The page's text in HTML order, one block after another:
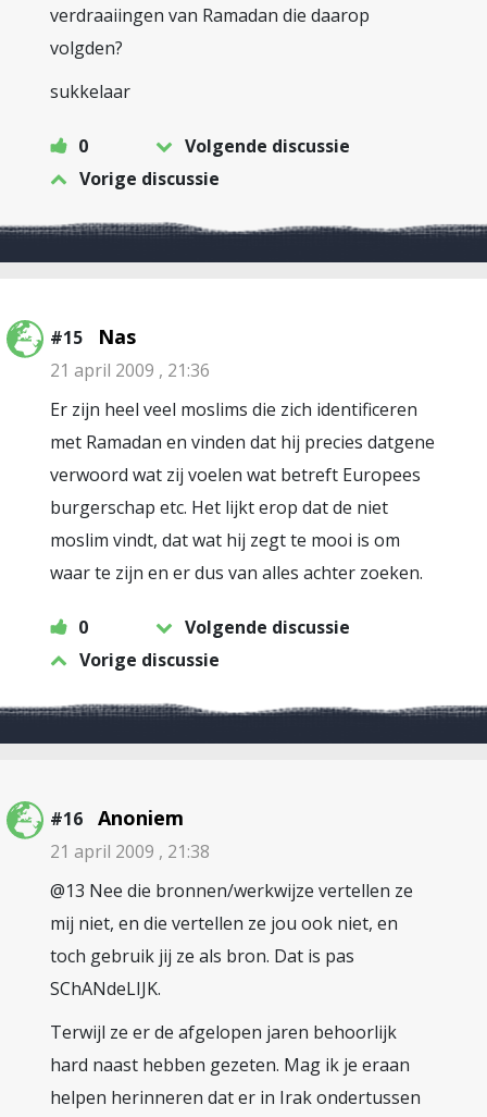
verdraaiingen van Ramadan die daarop
volgden?
sukkelaar
0
Volgende discussie
Vorige discussie
#15 Nas
21 april 2009 , 21:36
Er zijn heel veel moslims die zich identificeren
met Ramadan en vinden dat hij precies datgene
verwoord wat zij voelen wat betreft Europees
burgerschap etc. Het lijkt erop dat de niet
moslim vindt, dat wat hij zegt te mooi is om
waar te zijn en er dus van alles achter zoeken.
0
Volgende discussie
Vorige discussie
#16 Anoniem
21 april 2009 , 21:38
@13 Nee die bronnen/werkwijze vertellen ze
mij niet, en die vertellen ze jou ook niet, en
toch gebruik jij ze als bron. Dat is pas
SChANdeLIJK.
Terwijl ze er de afgelopen jaren behoorlijk
hard naast hebben gezeten. Mag ik je eraan
helpen herinneren dat er in Irak ondertussen